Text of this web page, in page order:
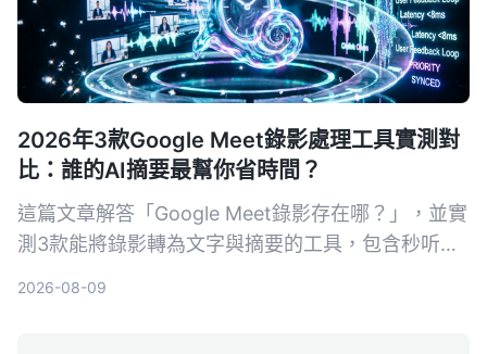
2026年3款Google Meet錄影處理工具實測對
比：誰的AI摘要最幫你省時間？
這篇文章解答「Google Meet錄影存在哪？」，並實
測3款能將錄影轉為文字與摘要的工具，包含秒听录
2026-08-09